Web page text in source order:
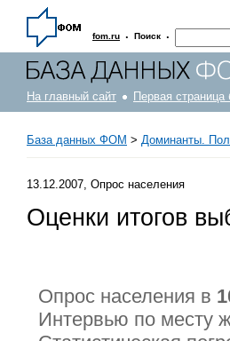
fom.ru · Поиск ·
На главный сайт Первая
База данных ФОМ > Доминанты.
13.12.2007, Опрос населения
Оценки итогов
Опрос населения в
Интервью по месту